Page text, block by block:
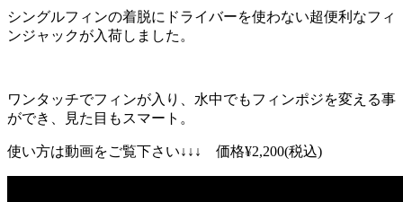
シングルフィンの着脱にドライバーを使わない超便利なフィ
ンジャックが入荷しました。
ワンタッチでフィンが入り、水中でもフィンポジを変える事
ができ、見た目もスマート。
使い方は動画をご覧下さい↓↓↓ 価格¥2,200(税込)